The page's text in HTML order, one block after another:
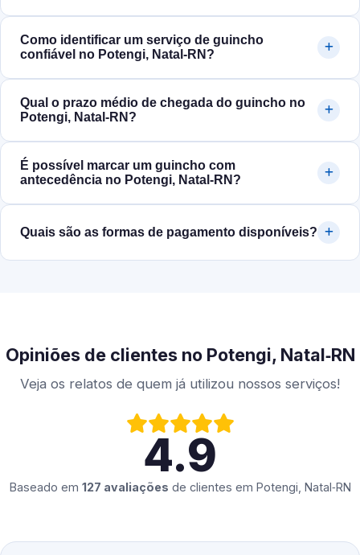
Como identificar um serviço de guincho
confiável no Potengi, Natal‑RN?
Qual o prazo médio de chegada do guincho no
Potengi, Natal‑RN?
É possível marcar um guincho com
antecedência no Potengi, Natal‑RN?
Quais são as formas de pagamento disponíveis?
Opiniões de clientes no Potengi, Natal‑RN
Veja os relatos de quem já utilizou nossos serviços!
4.9
Baseado em 127 avaliações de clientes em Potengi, Natal‑RN